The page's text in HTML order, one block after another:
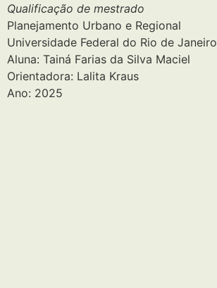
Qualificação de mestrado
Planejamento Urbano e Regional
Universidade Federal do Rio de Janeiro
Aluna: Tainá Farias da Silva Maciel
Orientadora: Lalita Kraus
Ano: 2025